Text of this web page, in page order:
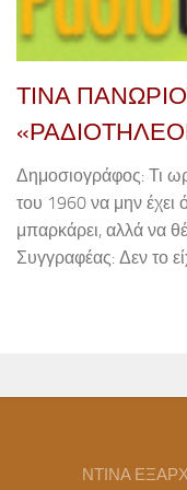
ΤΙΝΑ
Δημοσιογράφος: Τι
του 1960 να μην έχει
μπαρκάρει, αλλά να
Συγγραφέας: Δεν το
ΝΤΙΝΑ